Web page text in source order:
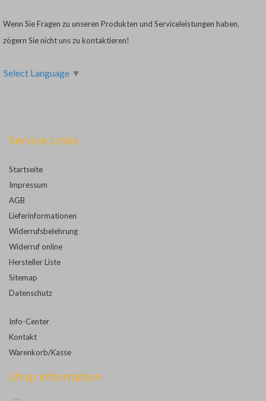
Wenn Sie Fragen zu unseren Produkten und Serviceleistungen haben,
zögern Sie nicht uns zu kontaktieren!
Select Language ▼
Service Links
Startseite
Impressum
AGB
Lieferinformationen
Widerrufsbelehrung
Widerruf online
Hersteller Liste
Sitemap
Datenschutz
Info-Center
Kontakt
Warenkorb/Kasse
Shop Information